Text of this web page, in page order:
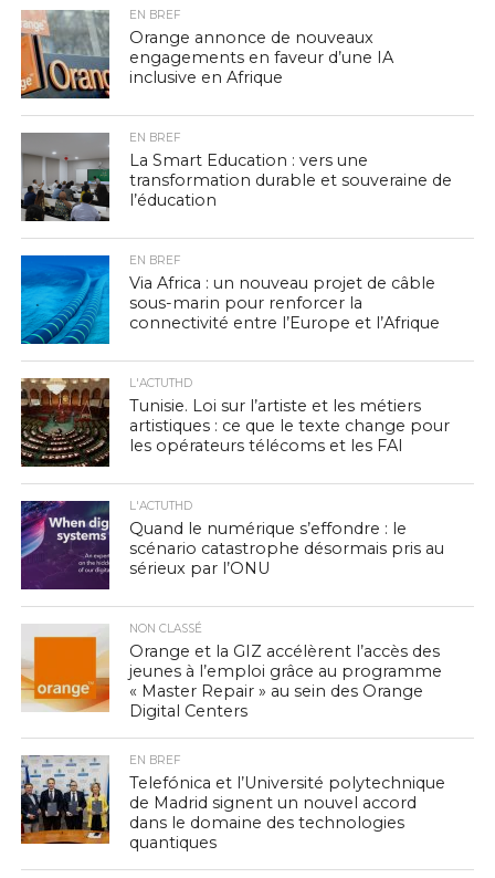
EN BREF
Orange annonce de nouveaux
engagements en faveur d’une IA
inclusive en Afrique
EN BREF
La Smart Education : vers une
transformation durable et souveraine de
l’éducation
EN BREF
Via Africa : un nouveau projet de câble
sous-marin pour renforcer la
connectivité entre l’Europe et l’Afrique
L'ACTUTHD
Tunisie. Loi sur l’artiste et les métiers
artistiques : ce que le texte change pour
les opérateurs télécoms et les FAI
L'ACTUTHD
Quand le numérique s’effondre : le
scénario catastrophe désormais pris au
sérieux par l’ONU
NON CLASSÉ
Orange et la GIZ accélèrent l’accès des
jeunes à l’emploi grâce au programme
« Master Repair » au sein des Orange
Digital Centers
EN BREF
Telefónica et l’Université polytechnique
de Madrid signent un nouvel accord
dans le domaine des technologies
quantiques